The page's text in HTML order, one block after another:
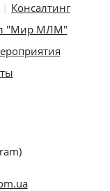
Консалтинг
"Мир МЛМ"